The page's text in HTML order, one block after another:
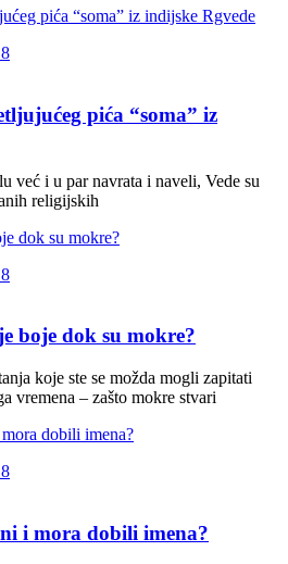
pića “soma” iz
već i u par navrata i naveli, Vede su
religijskih
boje dok su mokre?
koje ste se možda mogli zapitati
vremena – zašto mokre stvari
i mora dobili imena?